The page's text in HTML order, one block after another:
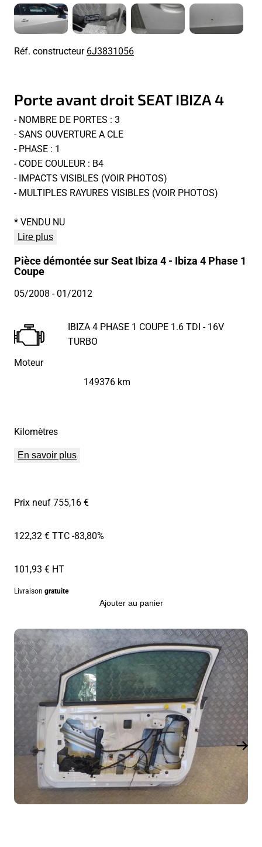
Réf. constructeur6J3831056
Porte avant droit SEAT IBIZA 4
- NOMBRE DE PORTES : 3
- SANS OUVERTURE A CLE
- PHASE : 1
- CODE COULEUR : B4
- IMPACTS VISIBLES (VOIR PHOTOS)
- MULTIPLES RAYURES VISIBLES (VOIR PHOTOS)
* VENDU NU
Lire plus
Pièce démontée sur Seat Ibiza 4 - Ibiza 4 Phase 1
Coupe
05/2008- 01/2012
Moteur
IBIZA 4 PHASE 1 COUPE 1.6 TDI - 16V
TURBO
Kilomètres
149376 km
En savoir plus
Prix neuf 755,16 €
122,32 € TTC-83,80%
101,93 € HT
Livraison gratuite
Ajouter au panier